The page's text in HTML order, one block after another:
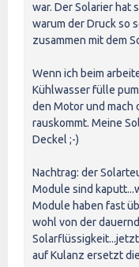
war. Der Solarier hat
warum der Druck so
zusammen mit dem
Wenn ich beim
Kühlwasser fülle
den Motor und mach
rauskommt. Meine
Deckel ;-)
Nachtrag: der
Module sind
Module haben fast
wohl von der
auf Kulanz ersetzt